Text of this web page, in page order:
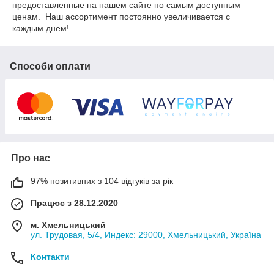
предоставленные на нашем сайте по самым доступным
ценам. Наш ассортимент постоянно увеличивается с
каждым днем!
Способи оплати
Про нас
97% позитивних з 104 відгуків за рік
Працює з 28.12.2020
м. Хмельницький
ул. Трудовая, 5/4, Индекс: 29000, Хмельницький, Україна
Контакти